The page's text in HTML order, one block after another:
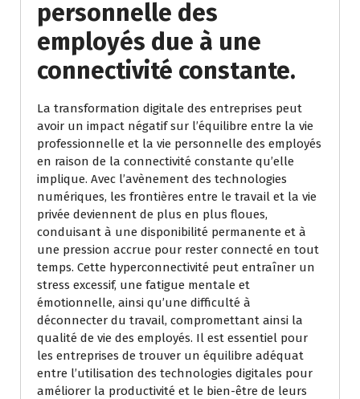
personnelle des
employés due à une
connectivité constante.
La transformation digitale des entreprises peut
avoir un impact négatif sur l’équilibre entre la vie
professionnelle et la vie personnelle des employés
en raison de la connectivité constante qu’elle
implique. Avec l’avènement des technologies
numériques, les frontières entre le travail et la vie
privée deviennent de plus en plus floues,
conduisant à une disponibilité permanente et à
une pression accrue pour rester connecté en tout
temps. Cette hyperconnectivité peut entraîner un
stress excessif, une fatigue mentale et
émotionnelle, ainsi qu’une difficulté à
déconnecter du travail, compromettant ainsi la
qualité de vie des employés. Il est essentiel pour
les entreprises de trouver un équilibre adéquat
entre l’utilisation des technologies digitales pour
améliorer la productivité et le bien-être de leurs